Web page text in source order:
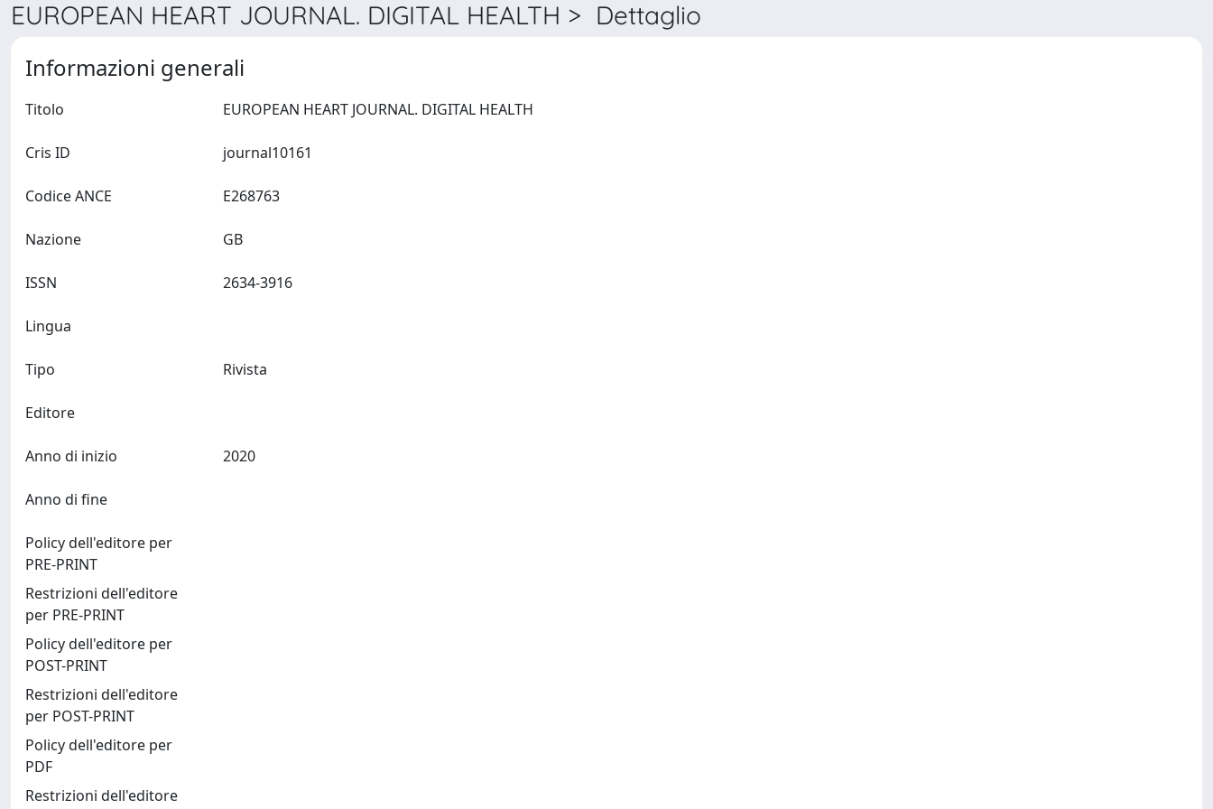
EUROPEAN HEART JOURNAL. DIGITAL HEALTH > Dettaglio
Informazioni generali
Titolo
Cris ID
Codice ANCE
Nazione
ISSN
Lingua
Tipo Rivista
Editore
Anno di inizio
Anno di fine
Policy dell'editore per
PRE-PRINT
Restrizioni dell'editore
per PRE-PRINT
Policy dell'editore per
POST-PRINT
Restrizioni dell'editore
per POST-PRINT
Policy dell'editore per
PDF
Restrizioni dell'editore